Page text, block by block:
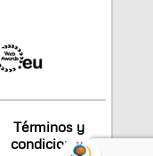
Términos y
condiciones